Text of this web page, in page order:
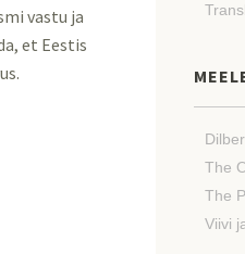
vastu ja
et Eestis
The
The
Viivi